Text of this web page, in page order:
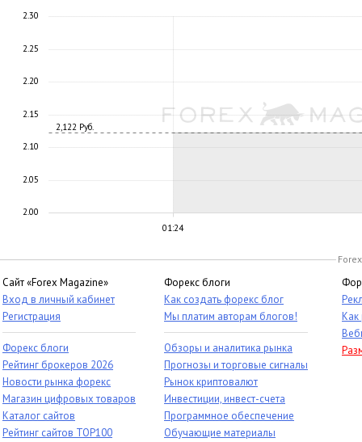
01:24
2,122 Руб.
2.00
2.05
2.10
2.15
2.20
2.25
2.30
Сайт «Forex Magazine»
Вход в личный кабинет
Регистрация
Форекс блоги
Рейтинг брокеров 2026
Новости рынка форекс
Магазин цифровых товаров
Каталог сайтов
Рейтинг сайтов TOP100
Форекс блоги
Как создать форекс блог
Мы платим авторам блогов!
Обзоры и аналитика рынка
Прогнозы и торговые сигналы
Рынок криптовалют
Инвестиции, инвест-счета
Программное обеспечение
Обучающие материалы
Как